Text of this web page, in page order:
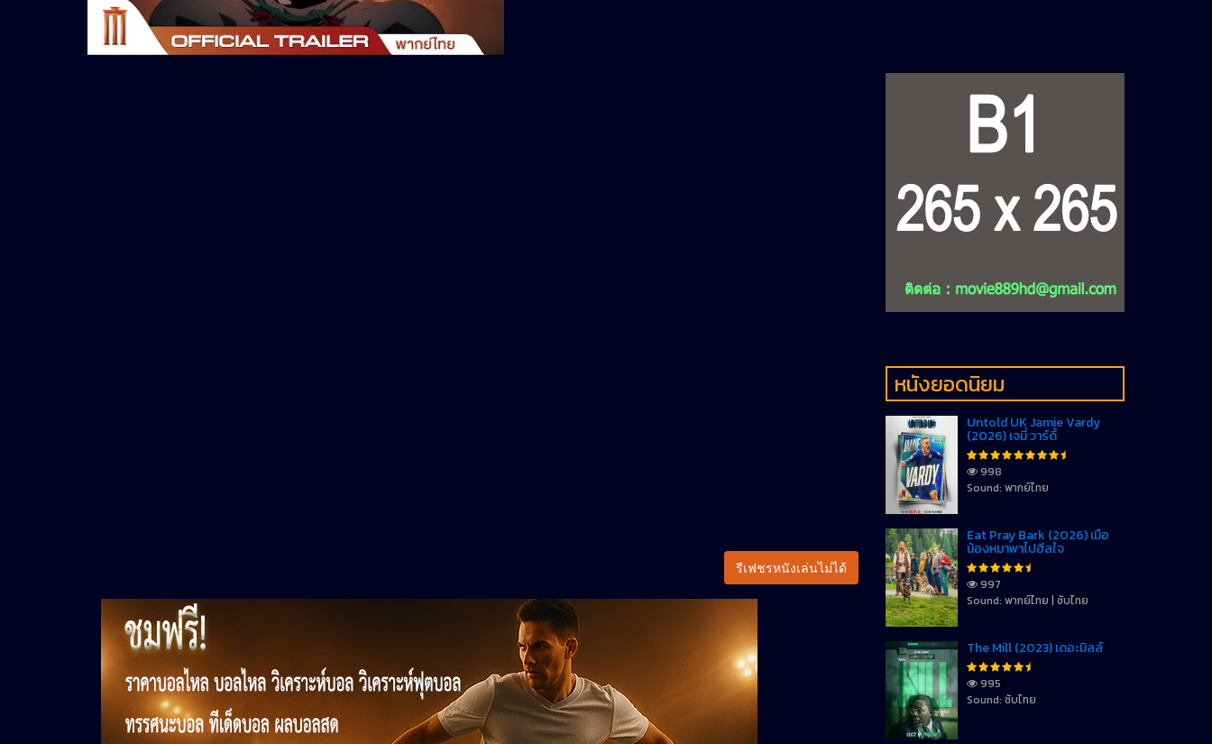
รีเฟชรหนังเล่นไม่ได้
หนังยอดนิยม
Untold UK Jamie Vardy
(2026) เจมี่ วาร์ดี้
998
Sound: พากย์ไทย
Eat Pray Bark (2026) เมื่อ
น้องหมาพาไปฮีลใจ
997
Sound: พากย์ไทย | ซับไทย
The Mill (2023) เดอะมิลล์
995
Sound: ซับไทย